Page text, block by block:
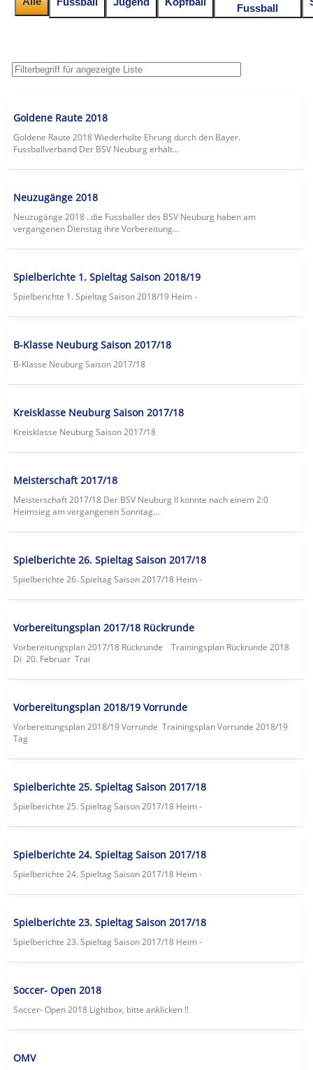
Fussball
Goldene Raute 2018
Goldene Raute 2018 Wiederholte Ehrung durch den Bayer.
Fussballverband Der BSV Neuburg erhält...
Neuzugänge 2018
Neuzugänge 2018 ..die Fussballer des BSV Neuburg haben am
vergangenen Dienstag ihre Vorbereitung...
Spielberichte 1. Spieltag Saison 2018/19
Spielberichte 1. Spieltag Saison 2018/19 Heim -
B-Klasse Neuburg Saison 2017/18
B-Klasse Neuburg Saison 2017/18
Kreisklasse Neuburg Saison 2017/18
Kreisklasse Neuburg Saison 2017/18
Meisterschaft 2017/18
Meisterschaft 2017/18 Der BSV Neuburg II konnte nach einem 2:0
Heimsieg am vergangenen Sonntag...
Spielberichte 26. Spieltag Saison 2017/18
Spielberichte 26. Spieltag Saison 2017/18 Heim -
Vorbereitungsplan 2017/18 Rückrunde
Vorbereitungsplan 2017/18 Rückrunde Trainingsplan Rückrunde 2018
Di 20. Februar Trai
Vorbereitungsplan 2018/19 Vorrunde
Vorbereitungsplan 2018/19 Vorrunde Trainingsplan Vorrunde 2018/19
Tag
Spielberichte 25. Spieltag Saison 2017/18
Spielberichte 25. Spieltag Saison 2017/18 Heim -
Spielberichte 24. Spieltag Saison 2017/18
Spielberichte 24. Spieltag Saison 2017/18 Heim -
Spielberichte 23. Spieltag Saison 2017/18
Spielberichte 23. Spieltag Saison 2017/18 Heim -
Soccer- Open 2018
Soccer- Open 2018 Lightbox, bitte anklicken !!
OMV